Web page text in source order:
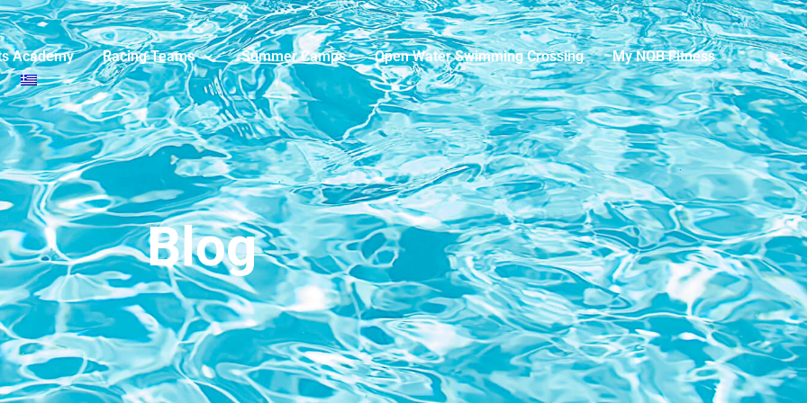
Academy Racing Teams Summer Camps Open Water Swimming Crossing
My NOB Fitness
Blog